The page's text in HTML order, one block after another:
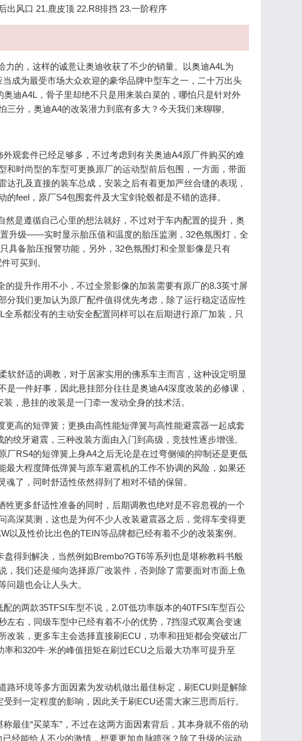
出风口 21.鹿皮顶 22.R8排挡 23.一阶程序
的，这样的诚意让奥迪收获了不少的销量。以奥迪A4L为
成为最受市场大众欢迎的豪华品牌中型车之一，二十万出头
迪A4L，骨子里却绝不只是用来装白菜的，哪怕只是针对外
分，奥迪A4的改装潜力到底有多大？今天我们来聊聊。
套件已经足够多，不过考虑到有关奥迪A4原厂件购买的难
时尚型的车型可更换原厂的运动型前后包围，一方面，带面
孔及直接的装车总成，安装之后有着更加严丝合缝的表现，
feel，原厂S4包围套件及大宝剑轮毂都是不错的选择。
是遵循自己心里的想法就好，不过对于车内配置的提升，奥
升级——实时显示胎压值和温度的胎压监测，32色氛围灯，全
具备胎压报警功能，另外，32色氛围灯和全景影像是只有
可买到。
提升作用不小，不过全景影像的加装需要有原厂的8.3英寸屏
我们更加认为原厂配件值得优先考虑，除了运行稳定适应性
系都没有的主动安全配置同样可以在后期进行原厂加装，只
舒适的调教，对于居家实用的佛系车主而言，这种设定明显
一件好事，因此悬挂部分往往是奥迪A4深度改装的必修课，
，悬挂的改装是一门牵一发动全身的技术活。
高的短弹簧；更换由高性能短弹簧与高性能避震器一起成套
绞牙避震，三种改装方面由入门到高级，竞技性逐步增强。
RS4的短弹簧上身A4之后无论是在过弯侧倾的抑制还是更低
大程度降低弹簧与原车避震机的工作不协调的风险，如果还
了，同时舒适性依然得到了相对不错的保留。
更多舒适性准备的同时，后期调教也绝对是不容忽视的一个
深莫测，这也是为何不少人改装避震器之后，觉得车变得更
以及性价比出色的TEIN等品牌都已经有着不少的改装案例。
得到解决，当然例如Brembo?GT6等系列也是堪称教科书般
我们还是倾向选择原厂改装件，否则除了需要面对市面上鱼
题也会让人头大。
两款35TFSI车型不说，2.0T低功率版本的40TFSI车型百公
左右，同级车型中已经有着不小的优势，7挡湿式双离合变速
装，更多车主会选择直接刷ECU，功率和扭矩都会突破出厂
和320牛·米的峰值扭矩在刷过ECU之后最大功率可提升至
环境等多方面因素为发动机做出最佳标定，刷ECU则是解除
到一定程度的影响，因此关于刷ECU还需大家三思而后行。
佳“买菜车”，不过在这两方面因素背后，其本身就不俗的动
经能给人不少的激情，想要更加血脉喷张？除了升级的运动